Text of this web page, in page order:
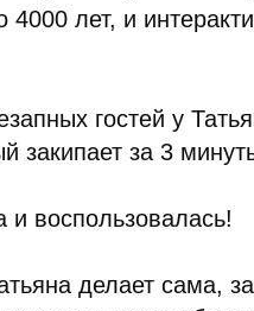
4000 лет, и
гостей у
закипает за 3
и воспользовалась!
делает сама,